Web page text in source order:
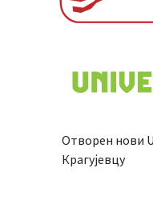
Отворен нови
Крагујевцу